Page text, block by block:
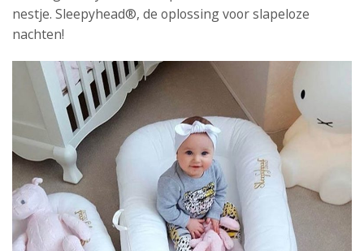
nestje. Sleepyhead®, de oplossing voor slapeloze
nachten!